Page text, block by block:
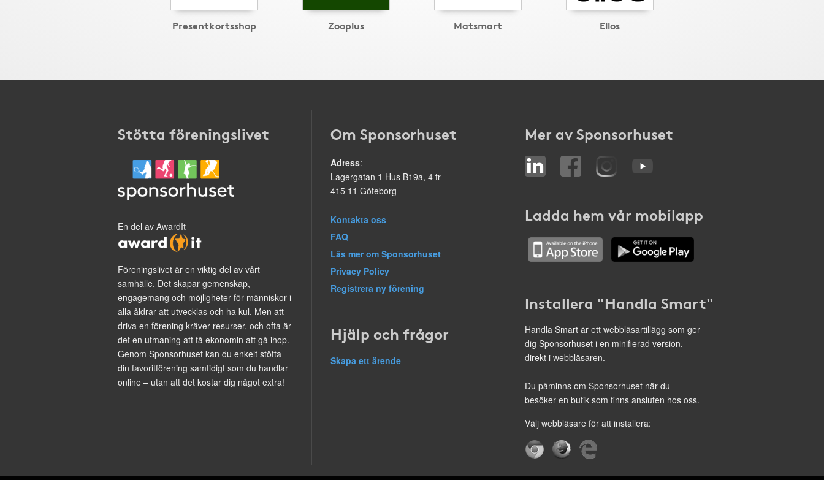
Presentkortsshop Zooplus Matsmart Ellos
Stötta föreningslivet
En del av AwardIt
Föreningslivet är en viktig del av vårt
samhälle. Det skapar gemenskap,
engagemang och möjligheter för människor i
alla åldrar att utvecklas och ha kul. Men att
driva en förening kräver resurser, och ofta är
det en utmaning att få ekonomin att gå ihop.
Genom Sponsorhuset kan du enkelt stötta
din favoritförening samtidigt som du handlar
online – utan att det kostar dig något extra!
Om Sponsorhuset
Adress:
Lagergatan 1 Hus B19a, 4 tr
415 11 Göteborg
Kontakta oss
FAQ
Läs mer om Sponsorhuset
Privacy Policy
Registrera ny förening
Hjälp och frågor
Skapa ett ärende
Mer av Sponsorhuset
Ladda hem vår mobilapp
Installera "Handla Smart"
Handla Smart är ett webbläsartillägg som ger
dig Sponsorhuset i en minifierad version,
direkt i webbläsaren.
Du påminns om Sponsorhuset när du
besöker en butik som finns ansluten hos oss.
Välj webbläsare för att installera: